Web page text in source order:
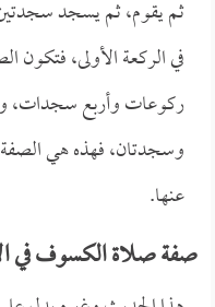
ثم يقوم، ثم يسجد
في الركعة الأولى، فتكون
ركوعات وأربع سجدات،
وسجدتان، فهذه هي
عنها.
صفة صلاة الكسوف في